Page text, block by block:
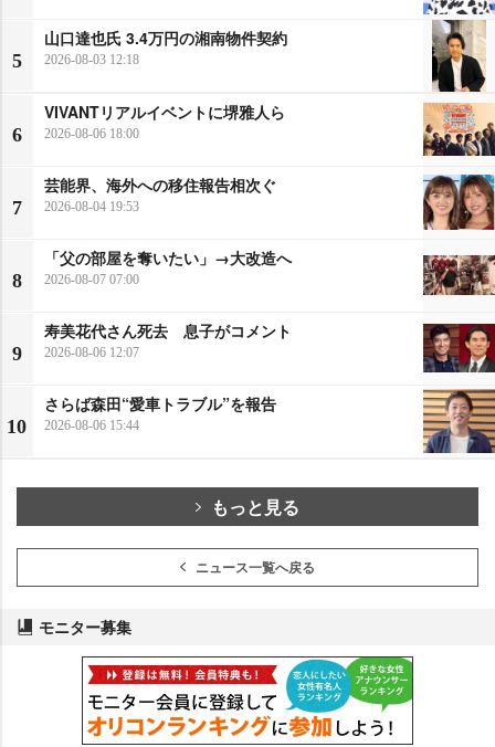
5
山口達也氏 3.4万円の湘南物件契約
2026-08-03 12:18
6
VIVANTリアルイベントに堺雅人ら
2026-08-06 18:00
7
芸能界、海外への移住報告相次ぐ
2026-08-04 19:53
8
「父の部屋を奪いたい」→大改造へ
2026-08-07 07:00
9
寿美花代さん死去 息子がコメント
2026-08-06 12:07
10
さらば森田“愛車トラブル”を報告
2026-08-06 15:44
もっと見る
ニュース一覧へ戻る
モニター募集